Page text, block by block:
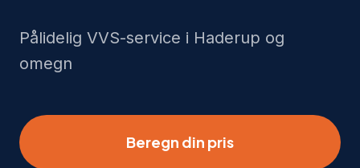
Pålidelig VVS-service i Haderup og
omegn
Beregn din pris